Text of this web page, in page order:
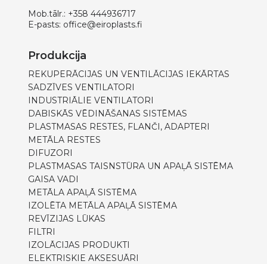
Mob.tālr.: +358 444936717
E-pasts: office@eiroplasts.fi
Produkcija
REKUPERĀCIJAS UN VENTILĀCIJAS IEKĀRTAS
SADZĪVES VENTILATORI
INDUSTRIĀLIE VENTILATORI
DABISKĀS VĒDINĀŠANAS SISTĒMAS
PLASTMASAS RESTES, FLANČI, ADAPTERI
METĀLA RESTES
DIFUZORI
PLASTMASAS TAISNSTŪRA UN APAĻĀ SISTĒMA
GAISA VADI
METĀLA APAĻĀ SISTĒMA
IZOLĒTA METĀLA APAĻĀ SISTĒMA
REVĪZIJAS LŪKAS
FILTRI
IZOLĀCIJAS PRODUKTI
ELEKTRISKIE AKSESUĀRI